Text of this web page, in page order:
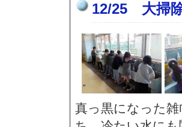
12/25 大掃
真っ黒になった